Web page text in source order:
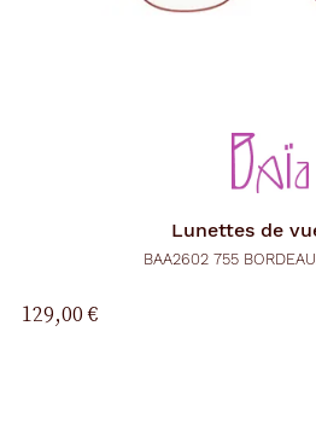
Lunettes de
BAA2602 755
129,00 €